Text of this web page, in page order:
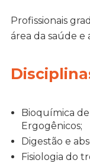
Profissionais
área da saúde e
Bioquímica
Ergogênicos;
Digestão e
Fisiologia do